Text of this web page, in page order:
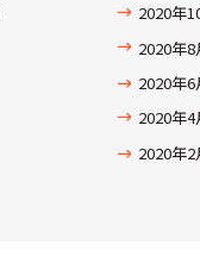
2020年
2020年8
2020年6
2020年4
2020年2